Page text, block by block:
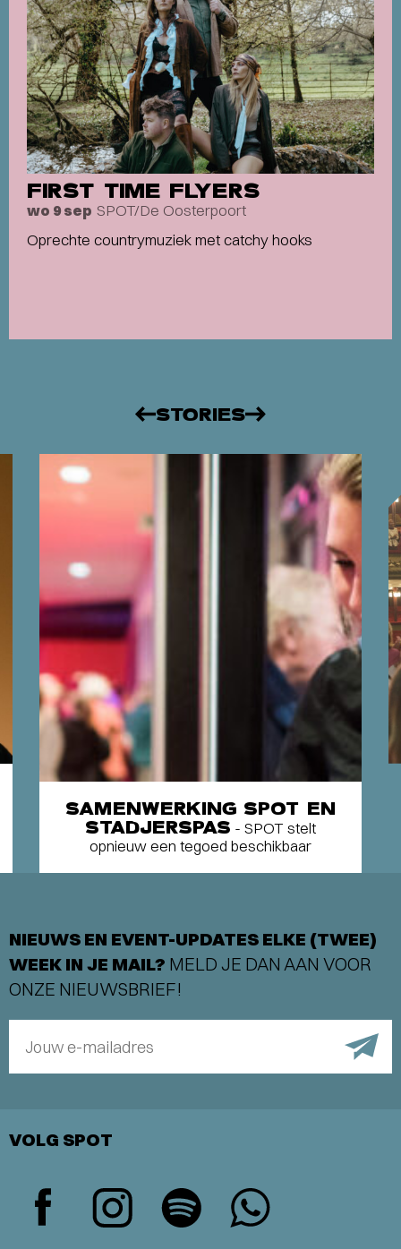
FIRST TIME FLYERS
wo 9 sep SPOT/De Oosterpoort
Oprechte countrymuziek met catchy hooks
STORIES
SAMENWERKING SPOT EN
STADJERSPAS - SPOT stelt
opnieuw een tegoed beschikbaar
NIEUWS EN EVENT-UPDATES ELKE (TWEE)
WEEK IN JE MAIL? MELD JE DAN AAN VOOR
ONZE NIEUWSBRIEF!
Jouw e-mailadres
VOLG SPOT